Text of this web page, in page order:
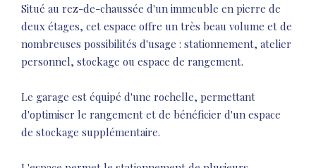
Situé au rez-de-chaussée d'un immeuble en pierre de
deux étages, cet espace offre un très beau volume et de
nombreuses possibilités d'usage : stationnement, atelier
personnel, stockage ou espace de rangement.
Le garage est équipé d'une rochelle, permettant
d'optimiser le rangement et de bénéficier d'un espace
de stockage supplémentaire.